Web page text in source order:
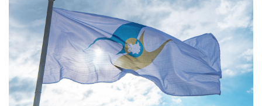
Фото: Владислав Воднев/РИА Новости